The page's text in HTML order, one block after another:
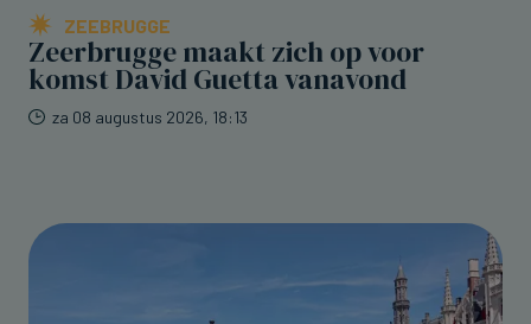
ZEEBRUGGE
Zeerbrugge maakt zich op voor
komst David Guetta vanavond
za 08 augustus 2026, 18:13